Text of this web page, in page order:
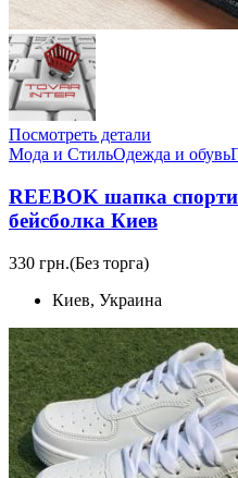
Посмотреть детали
Мода и СтильОдежда и обувь
REEBOK шапка
бейсболка Киев
330 грн.(Без торга)
Киев, Украина